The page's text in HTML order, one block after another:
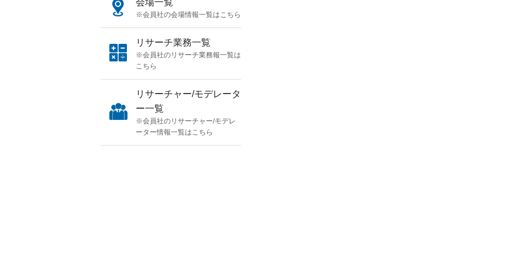
会場一覧
※会員社の会場情報一覧はこちら
リサーチ業務一覧
※会員社のリサーチ業務報一覧は
こちら
リサーチャー/モデレータ
ー一覧
※会員社のリサーチャー/モデレ
ーター情報一覧はこちら